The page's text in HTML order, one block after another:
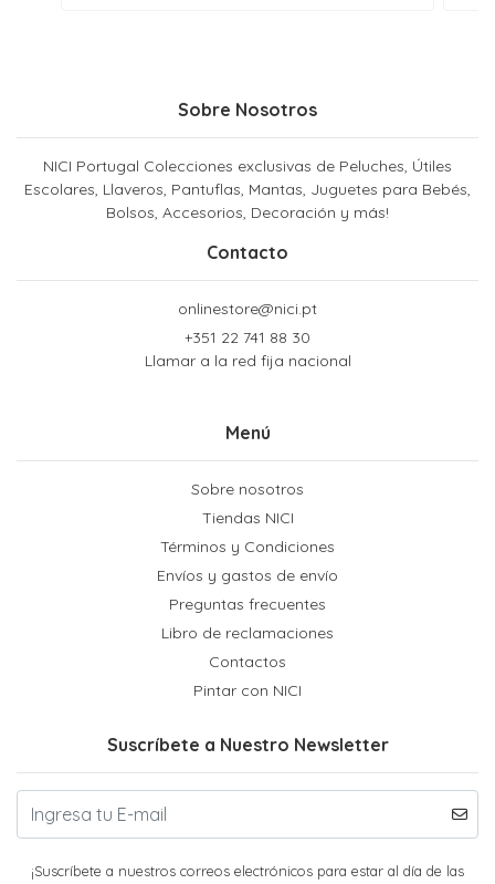
Sobre Nosotros
NICI Portugal Colecciones exclusivas de Peluches, Útiles
Escolares, Llaveros, Pantuflas, Mantas, Juguetes para Bebés,
Bolsos, Accesorios, Decoración y más!
Contacto
onlinestore@nici.pt
+351 22 741 88 30
Llamar a la red fija nacional
Menú
Sobre nosotros
Tiendas NICI
Términos y Condiciones
Envíos y gastos de envío
Preguntas frecuentes
Libro de reclamaciones
Contactos
Pintar con NICI
Suscríbete a Nuestro Newsletter
¡Suscríbete a nuestros correos electrónicos para estar al día de las